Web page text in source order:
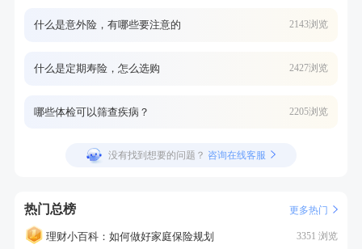
什么是意外险，有哪些要注意的 2143浏览
什么是定期寿险，怎么选购 2427浏览
哪些体检可以筛查疾病？ 2205浏览
没有找到想要的问题？ 咨询在线客服
热门总榜 更多热门
理财小百科：如何做好家庭保险规划 3351 浏览